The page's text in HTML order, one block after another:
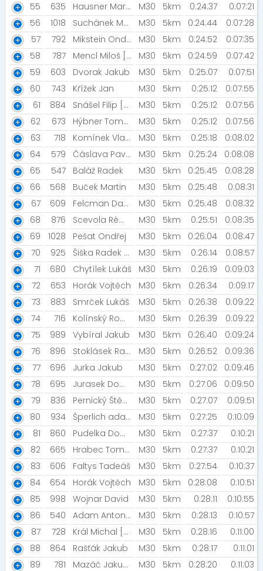
55
635 Hausner Martin [Nutrend crew] M30 5km 0:24:37
0:07:21
56
1018 Suchánek Marek M30 5km 0:24:44
0:07:28
57
792 Mikstein Ondřej M30 5km 0:24:52
0:07:35
58
787 Mencl Miloš [Night Run Team ] M30 5km 0:24:59
0:07:42
59
603 Dvorak Jakub M30 5km 0:25:07
0:07:51
60
743 Křížek Jan M30 5km 0:25:12
0:07:55
61
884 Snášel Filip [SKB PŘEROV] M30 5km 0:25:12
0:07:56
62
673 Hýbner Tomáš [SKB Přerov ] M30 5km 0:25:12
0:07:56
63
718 Komínek Vladimír M30 5km 0:25:18
0:08:02
64
579 Čáslava Pavel M30 5km 0:25:24
0:08:08
65
547 Baláž Radek M30 5km 0:25:45
0:08:28
66
568 Buček Martin M30 5km 0:25:48
0:08:31
67
609 Felcman David M30 5km 0:25:48
0:08:32
68
876 Scevola Rémi [APAGNAN] M30 5km 0:25:51
0:08:35
69
1028 Pešat Ondřej M30 5km 0:26:04
0:08:47
70
925 Šiška Radek [Nutrend] M30 5km 0:26:14
0:08:57
71
680 Chytílek Lukáš M30 5km 0:26:19
0:09:03
72
653 Horák Vojtěch M30 5km 0:26:34
0:09:17
73
883 Smrček Lukáš M30 5km 0:26:38
0:09:22
74
716 Kolínský Roman M30 5km 0:26:39
0:09:22
75
989 Vybíral Jakub M30 5km 0:26:40
0:09:24
76
896 Stoklásek Radek M30 5km 0:26:52
0:09:36
77
696 Jurka Jakub M30 5km 0:27:02
0:09:46
78
695 Jurasek Dominik M30 5km 0:27:06
0:09:50
79
836 Pernický Štěpán [Šneci v běhu ] M30 5km 0:27:07
0:09:51
80
934 Šperlich adam [Mizunoteam] M30 5km 0:27:25
0:10:09
81
860 Pudelka Dominik [Hrabudelka] M30 5km 0:27:37
0:10:21
82
665 Hrabec Tomas M30 5km 0:27:37
0:10:21
83
606 Faltys Tadeáš M30 5km 0:27:54
0:10:37
84
654 Horák Vojtěch M30 5km 0:28:08
0:10:51
85
998 Wojnar David M30 5km 0:28:11
0:10:55
86
540 Adam Antonín M30 5km 0:28:13
0:10:57
87
728 Král Michal [NUTREND] M30 5km 0:28:16
0:11:00
88
864 Rašťák Jakub M30 5km 0:28:17
0:11:01
89
781 Mazáč Jakub [NN Night Run Team] M30 5km 0:28:20
0:11:03